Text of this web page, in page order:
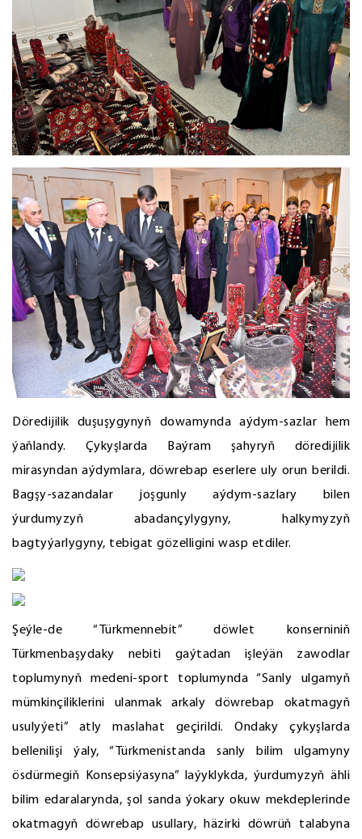
Döredijilik duşuşygynyň dowamynda aýdym-sazlar hem
ýaňlandy. Çykyşlarda Baýram şahyryň döredijilik
mirasyndan aýdymlara, döwrebap eserlere uly orun berildi.
Bagşy-sazandalar joşgunly aýdym-sazlary bilen
ýurdumyzyň abadançylygyny, halkymyzyň
bagtyýarlygyny, tebigat gözelligini wasp etdiler.
Şeýle-de “Türkmennebit” döwlet konserniniň
Türkmenbaşydaky nebiti gaýtadan işleýän zawodlar
toplumynyň medeni-sport toplumynda “Sanly ulgamyň
mümkinçiliklerini ulanmak arkaly döwrebap okatmagyň
usulyýeti” atly maslahat geçirildi. Ondaky çykyşlarda
bellenilişi ýaly, “Türkmenistanda sanly bilim ulgamyny
ösdürmegiň Konsepsiýasyna” laýyklykda, ýurdumyzyň ähli
bilim edaralarynda, şol sanda ýokary okuw mekdeplerinde
okatmagyň döwrebap usullary, häzirki döwrüň talabyna